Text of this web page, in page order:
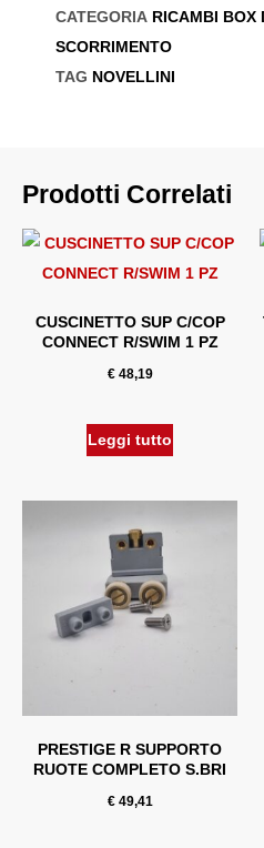
CATEGORIA RICAMBI BOX
SCORRIMENTO
TAG NOVELLINI
Prodotti Correlati
CUSCINETTO SUP C/COP
CONNECT R/SWIM 1 PZ
€48,19
Leggi tutto
PRESTIGE R SUPPORTO
RUOTE COMPLETO S.BRI
€49,41